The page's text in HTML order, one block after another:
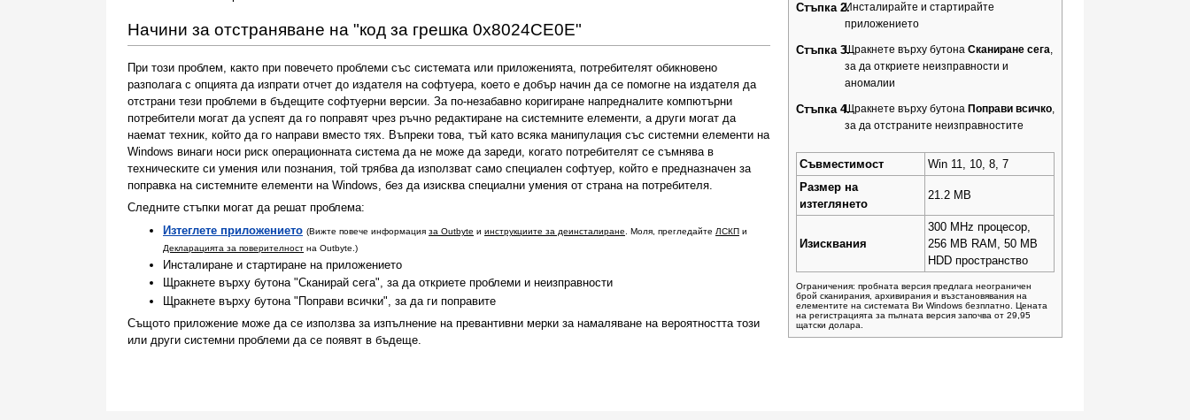
Начини за отстраняване на "код за грешка 0x8024CE0E"
При този проблем, както при повечето проблеми със системата или приложенията, потребителят обикновено
разполага с опцията да изпрати отчет до издателя на софтуера, което е добър начин да се помогне на издателя да
отстрани тези проблеми в бъдещите софтуерни версии. За по-незабавно коригиране напредналите компютърни
потребители могат да успеят да го поправят чрез ръчно редактиране на системните елементи, а други могат да
наемат техник, който да го направи вместо тях. Въпреки това, тъй като всяка манипулация със системни елементи на
Windows винаги носи риск операционната система да не може да зареди, когато потребителят се съмнява в
техническите си умения или познания, той трябва да използват само специален софтуер, който е предназначен за
поправка на системните елементи на Windows, без да изисква специални умения от страна на потребителя.
Следните стъпки могат да решат проблема:
Изтеглете приложението (Вижте повече информация за Outbyte и инструкциите за деинсталиране . Моля, прегледайте ЛСКП и
Декларацията за поверителност на Outbyte.)
Инсталиране и стартиране на приложението
Щракнете върху бутона "Сканирай сега", за да откриете проблеми и неизправности
Щракнете върху бутона "Поправи всички", за да ги поправите
Същото приложение може да се използва за изпълнение на превантивни мерки за намаляване на вероятността този
или други системни проблеми да се появят в бъдеще.
Стъпка 2.Инсталирайте и стартирайте
приложението
Стъпка 3.Щракнете върху бутона Сканиране сега
за да откриете неизправности и
аномалии
Стъпка 4.Щракнете върху бутона Поправи всичко
за да отстраните неизправностите
Съвместимост
Win 11, 10, 8, 7
Размер на
изтеглянето
21.2 MB
Изисквания
300 MHz процесор,
256 MB RAM, 50 MB
HDD пространство
Ограничения: пробната версия предлага неограничен
брой сканирания, архивирания и възстановявания на
елементите на системата Ви Windows безплатно. Цената
на регистрацията за пълната версия започва от 29,95
щатски долара.